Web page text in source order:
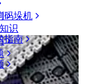
码垛机
识
指南